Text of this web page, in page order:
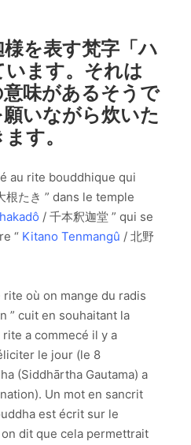
を表す梵字「ハ
ます。それは
意味があるそうで
いながら炊いた
す。
au rite bouddhique qui
根たき ” dans le temple
/ 千本釈迦堂 ” qui se
“ Kitano Tenmangû / 北野
rite où on mange du radis
” cuit en souhaitant la
a commecé il y a
le jour (le 8
(Siddhārtha Gautama) a
Un mot en sancrit
est écrit sur le
dit que cela permettrait